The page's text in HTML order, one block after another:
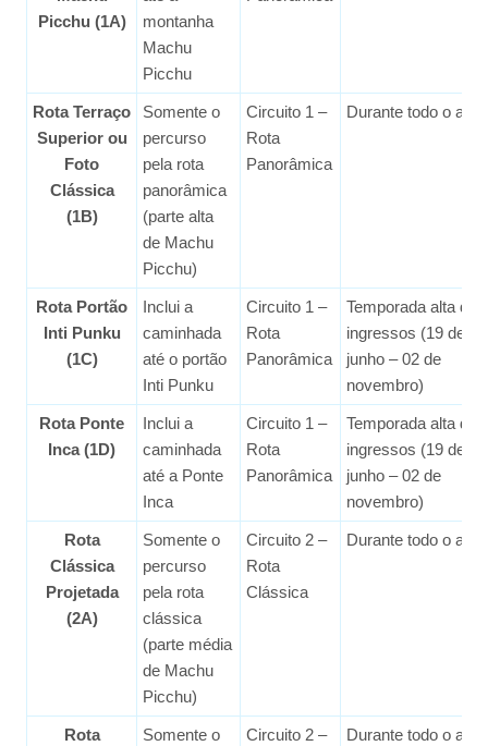
Picchu (1A)
montanha
Machu
Picchu
Rota Terraço
Superior ou
Foto
Clássica
(1B)
Somente o
percurso
pela rota
panorâmica
(parte alta
de Machu
Picchu)
Circuito 1 –
Rota
Panorâmica
Durante todo o ano
Rota Portão
Inti Punku
(1C)
Inclui a
caminhada
até o portão
Inti Punku
Circuito 1 –
Rota
Panorâmica
Temporada alta de
ingressos (19 de
junho – 02 de
novembro)
Rota Ponte
Inca (1D)
Inclui a
caminhada
até a Ponte
Inca
Circuito 1 –
Rota
Panorâmica
Temporada alta de
ingressos (19 de
junho – 02 de
novembro)
Rota
Clássica
Projetada
(2A)
Somente o
percurso
pela rota
clássica
(parte média
de Machu
Picchu)
Circuito 2 –
Rota
Clássica
Durante todo o ano
Rota
Somente o
Circuito 2 –
Durante todo o ano